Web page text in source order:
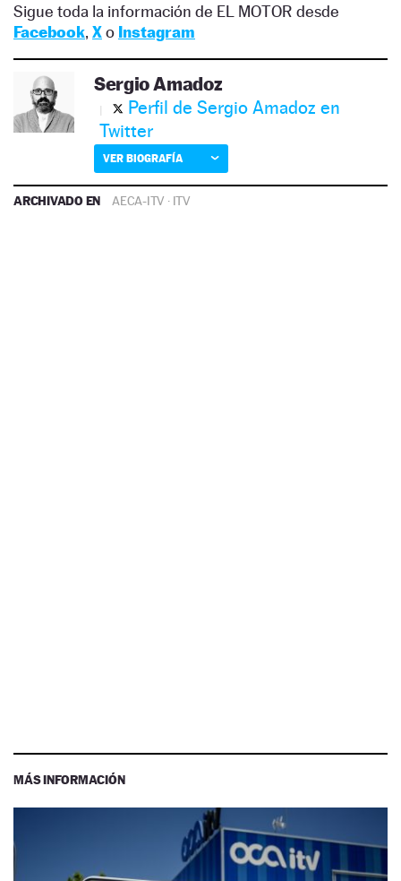
Sigue toda la información de EL MOTOR desde
Facebook, Xo Instagram
Sergio Amadoz
Perfil de Sergio Amadoz en
Twitter
VER BIOGRAFÍA
ARCHIVADO EN AECA-ITV · ITV
MÁS INFORMACIÓN